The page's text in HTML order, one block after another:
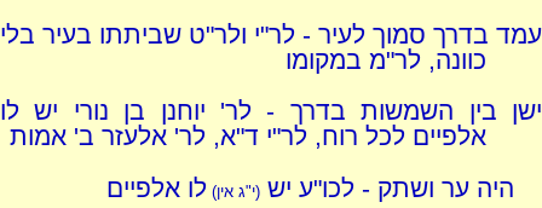
עמד בדרך סמוך לעיר - לר"י ולר"ט שביתתו בעיר בלי
כוונה, לר"מ במקומו
ישן בין השמשות בדרך - לר' יוחנן בן נורי יש לו
אלפיים לכל רוח, לר"י ד"א, לר' אלעזר ב' אמות
היה ער ושתק - לכו"ע יש(י"ג אין)לו אלפיים